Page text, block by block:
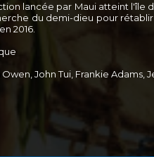
lancée par Maui atteint l'île
du demi-dieu pour rétablir
2016.
John Tui, Frankie Adams,